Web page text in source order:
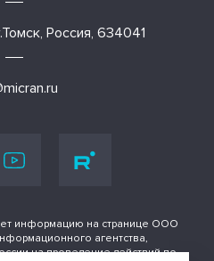
Россия, 634041
информацию на странице ООО
агентства,
на проведение действий по